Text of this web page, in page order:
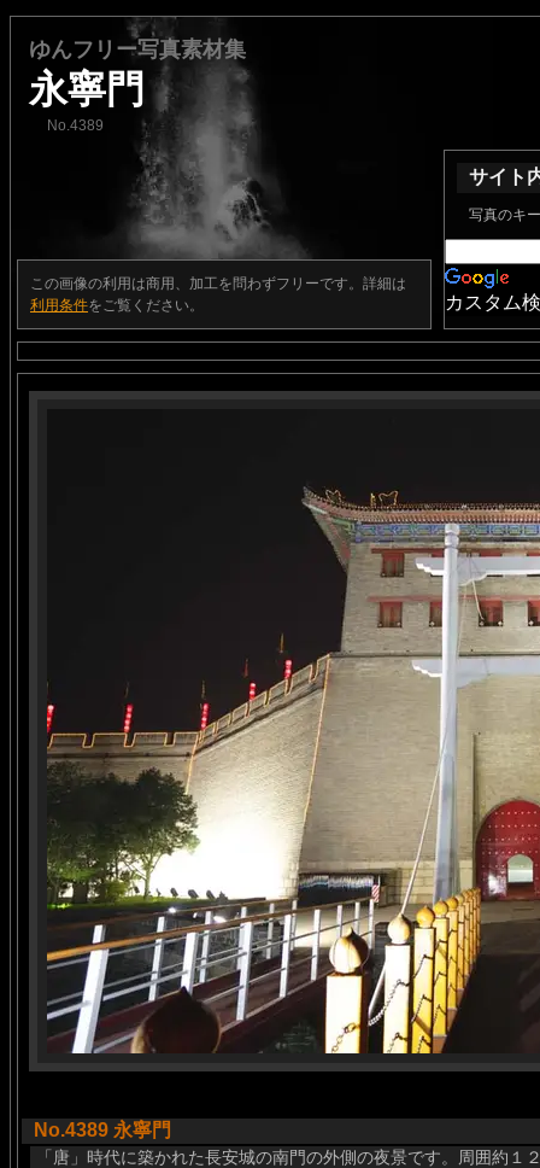
ゆんフリー写真素材集
永寧門
No.4389
この画像の利用は商用、加工を問わずフリーです。詳細は
利用条件をご覧ください。
サイト
写真のキ
カスタム
No.4389 永寧門
「唐」時代に築かれた長安城の南門の外側の夜景です。周囲約